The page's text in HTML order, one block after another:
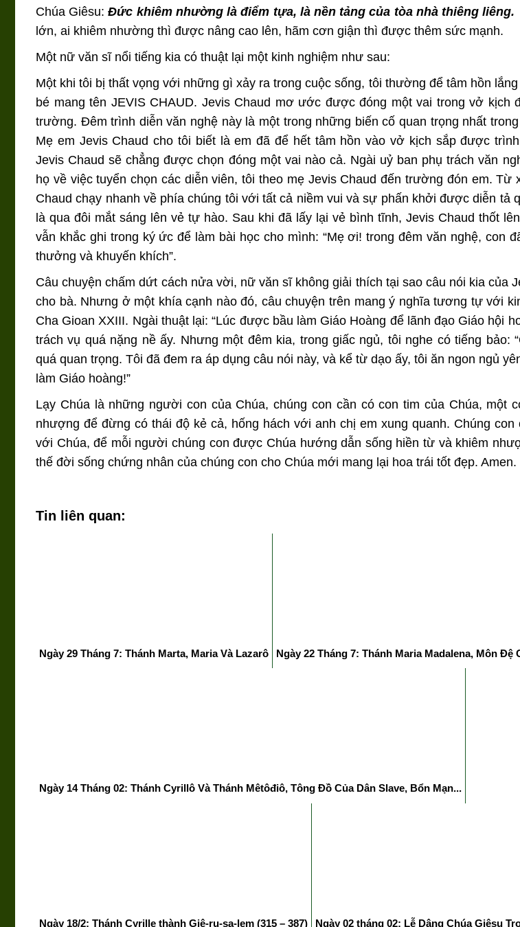
Chúa Giêsu:Đức khiêm nhường là điểm tựa, là nền tảng của tòa nhà thiêng liêng.
lớn, ai khiêm nhường thì được nâng cao lên, hãm cơn giận thì được thêm sức mạnh.
Một nữ văn sĩ nổi tiếng kia có thuật lại một kinh nghiệm như sau:
Một khi tôi bị thất vọng với những gì xảy ra trong cuộc sống, tôi thường để tâm hồn
bé mang tên JEVIS CHAUD. Jevis Chaud mơ ước được đóng một vai trong vở kịch
trường. Đêm trình diễn văn nghệ này là một trong những biến cố quan trọng nhất
Mẹ em Jevis Chaud cho tôi biết là em đã để hết tâm hồn vào vở kịch sắp được
Jevis Chaud sẽ chẳng được chọn đóng một vai nào cả. Ngài uỷ ban phụ trách văn
họ về việc tuyển chọn các diễn viên, tôi theo mẹ Jevis Chaud đến trường đón em. Từ
Chaud chạy nhanh về phía chúng tôi với tất cả niềm vui và sự phấn khởi được diễn tả
là qua đôi mắt sáng lên vẻ tự hào. Sau khi đã lấy lại vẻ bình tĩnh, Jevis Chaud thốt
vẫn khắc ghi trong ký ức để làm bài học cho mình: “Mẹ ơi! trong đêm văn nghệ, con
thưởng và khuyến khích”.
Câu chuyện chấm dứt cách nửa vời, nữ văn sĩ không giải thích tại sao câu nói kia của
cho bà. Nhưng ở một khía cạnh nào đó, câu chuyện trên mang ý nghĩa tương tự với
Cha Gioan XXIII. Ngài thuật lại: “Lúc được bầu làm Giáo Hoàng để lãnh đạo Giáo hội
trách vụ quá nặng nề ấy. Nhưng một đêm kia, trong giấc ngủ, tôi nghe có tiếng bảo:
quá quan trọng. Tôi đã đem ra áp dụng câu nói này, và kể từ dạo ấy, tôi ăn ngon ngủ
làm Giáo hoàng!”
Lạy Chúa là những người con của Chúa, chúng con cần có con tim của Chúa, một
nhượng để đừng có thái độ kẻ cả, hống hách với anh chị em xung quanh. Chúng
với Chúa, để mỗi người chúng con được Chúa hướng dẫn sống hiền từ và khiêm
thế đời sống chứng nhân của chúng con cho Chúa mới mang lại hoa trái tốt đẹp. Amen.
Tin liên quan:
Ngày 29 Tháng 7: Thánh Marta, Maria Và Lazarô Ngày 22 Tháng 7: Thánh Maria Madalena, Môn Đệ
Ngày 14 Tháng 02: Thánh Cyrillô Và Thánh Mêtôđiô, Tông Đồ Của Dân Slave, Bổn Mạn...
Ngày 18/2: Thánh Cyrille thành Giê-ru-sa-lem (315 – 387) Ngày 02 tháng 02: Lễ Dâng Chúa Giêsu